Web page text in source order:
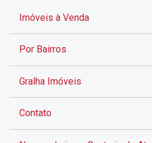
Imóveis à Venda
Por Bairros
Gralha Imóveis
Contato